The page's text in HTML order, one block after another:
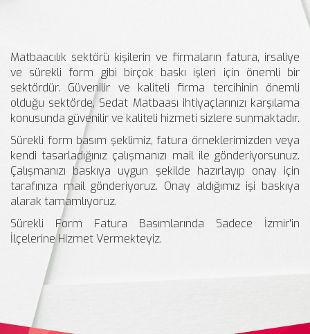
Matbaacılık sektörü kişilerin ve firmaların fatura, irsaliye
ve sürekli form gibi birçok baskı işleri için önemli bir
sektördür. Güvenilir ve kaliteli firma tercihinin önemli
olduğu sektörde, Sedat Matbaası ihtiyaçlarınızı karşılama
konusunda güvenilir ve kaliteli hizmeti sizlere sunmaktadır.
Sürekli form basım şeklimiz, fatura örneklerimizden veya
kendi tasarladığınız çalışmanızı mail ile gönderiyorsunuz.
Çalışmanızı baskıya uygun şekilde hazırlayıp onay için
tarafınıza mail gönderiyoruz. Onay aldığımız işi baskıya
alarak tamamlıyoruz.
Sürekli Form Fatura Basımlarında Sadece İzmir'in
İlçelerine Hizmet Vermekteyiz.